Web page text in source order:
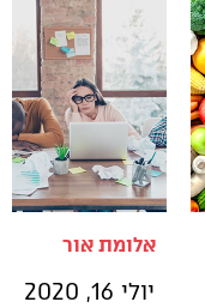
אלומת אור
יולי 16, 2020